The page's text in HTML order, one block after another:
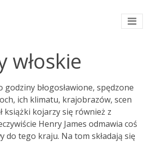
włoskie
godziny błogosławione, spędzone
ich klimatu, krajobrazów, scen
książki kojarzy się również z
Henry James odmawia coś
do tego kraju. Na tom składają się